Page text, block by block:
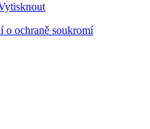
o ochraně soukromí